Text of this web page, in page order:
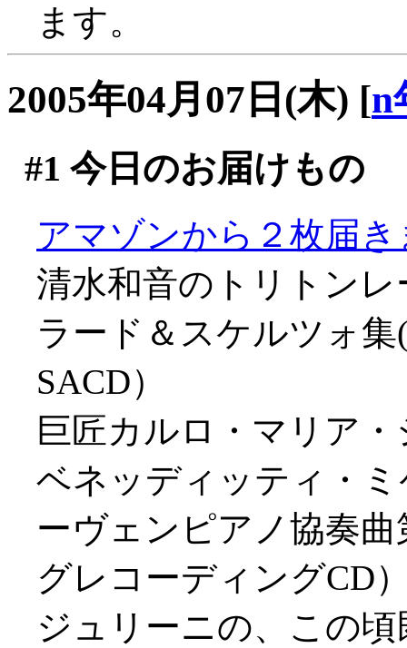
ます。
2005年04月07日(木) [n
#1 今日のお届けもの
アマゾンから２枚届
清水和音のトリトン
ラード＆スケルツォ
SACD）
巨匠カルロ・マリア
ベネッディッティ・
ーヴェンピアノ協奏
グレコーディングCD
ジュリーニの、この